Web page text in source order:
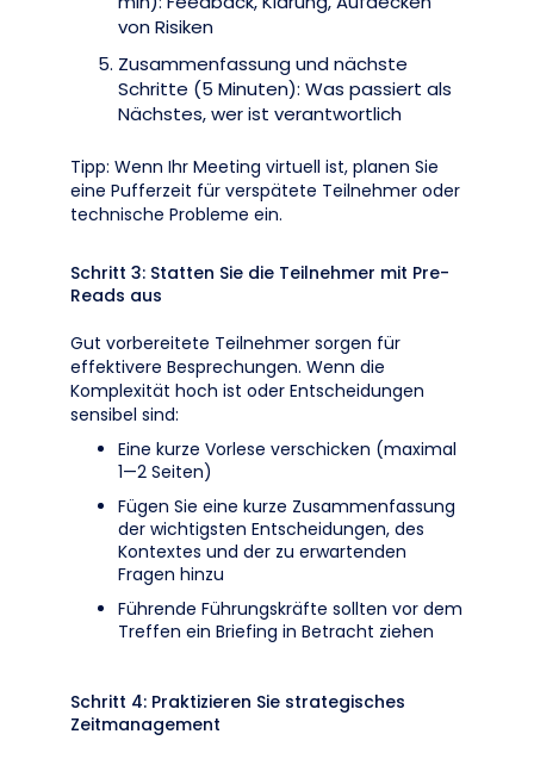
von Risiken
Zusammenfassung und nächste
Schritte (5 Minuten): Was passiert als
Nächstes, wer ist verantwortlich
Tipp: Wenn Ihr Meeting virtuell ist, planen Sie
eine Pufferzeit für verspätete Teilnehmer oder
technische Probleme ein.
Schritt 3: Statten Sie die Teilnehmer mit Pre-
Reads aus
Gut vorbereitete Teilnehmer sorgen für
effektivere Besprechungen. Wenn die
Komplexität hoch ist oder Entscheidungen
sensibel sind:
Eine kurze Vorlese verschicken (maximal
1—2 Seiten)
Fügen Sie eine kurze Zusammenfassung
der wichtigsten Entscheidungen, des
Kontextes und der zu erwartenden
Fragen hinzu
Führende Führungskräfte sollten vor dem
Treffen ein Briefing in Betracht ziehen
Schritt 4: Praktizieren Sie strategisches
Zeitmanagement